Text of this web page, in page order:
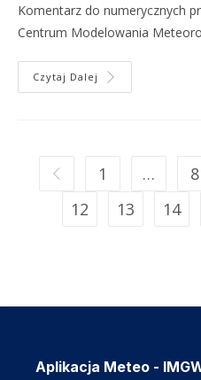
Komentarz do numerycznych
Centrum Modelowania
Czytaj Dalej
1 … 8
12
13 14
Aplikacja Meteo -